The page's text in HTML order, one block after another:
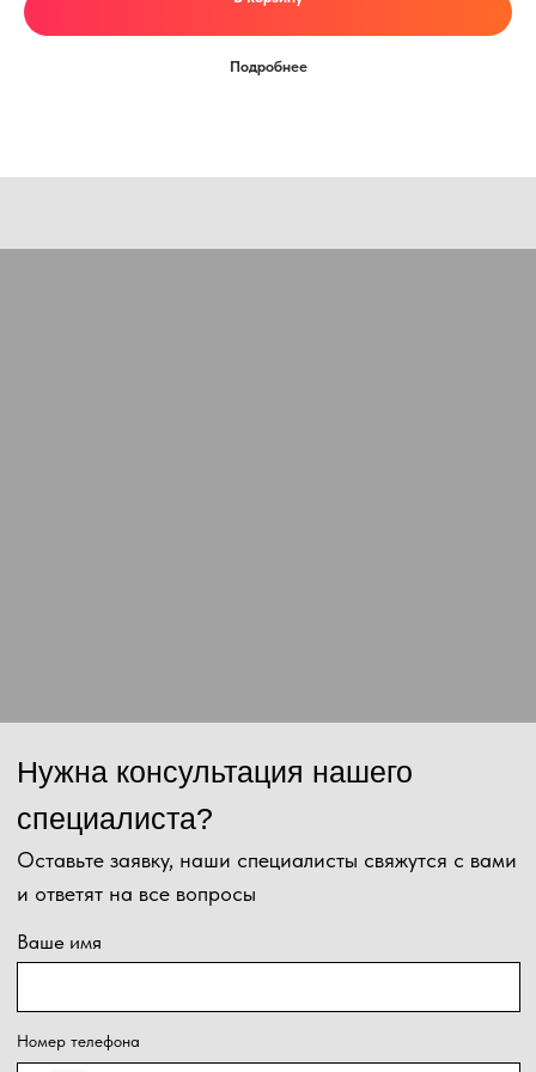
Подробнее
и ответят на все вопросы